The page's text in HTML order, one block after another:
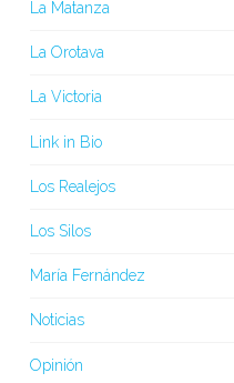
La Matanza
La Orotava
La Victoria
Link in Bio
Los Realejos
Los Silos
María Fernández
Noticias
Opinión